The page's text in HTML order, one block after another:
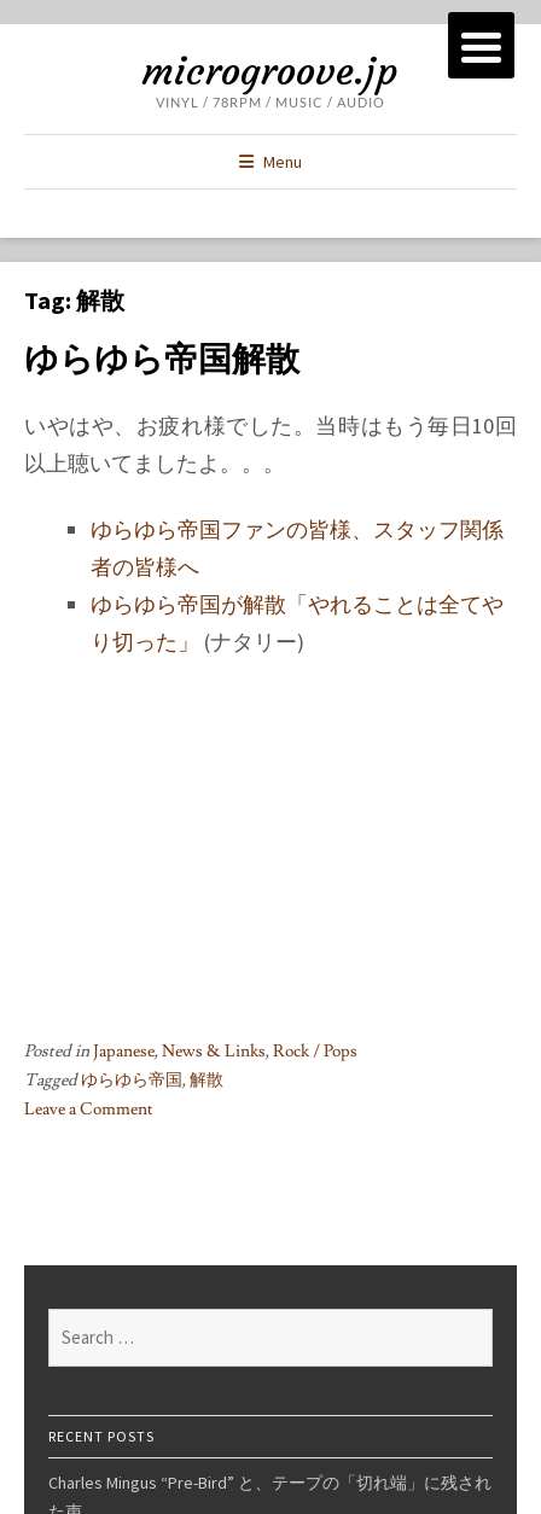
microgroove.jp
VINYL / 78RPM / MUSIC / AUDIO
Menu
Tag: 解散
ゆらゆら帝国解散
いやはや、お疲れ様でした。当時はもう毎日10回
以上聴いてましたよ。。。
ゆらゆら帝国ファンの皆様、スタッフ関係
者の皆様へ
ゆらゆら帝国が解散「やれることは全てや
り切った」
(ナタリー)
Posted inJapanese,News & Links,Rock / Pops
Taggedゆらゆら帝国,解散
Leave a Comment
for:
RECENT POSTS
Charles Mingus “Pre-Bird” と、テープの「切れ端」に残され